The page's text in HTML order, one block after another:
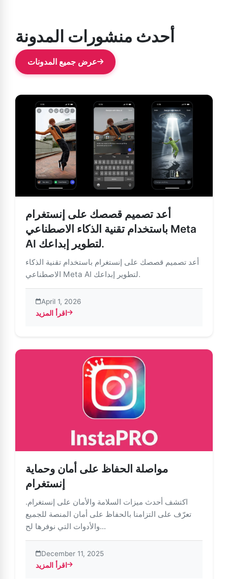
أحدث منشورات المدونة
عرض جميع المدونات
أعد تصميم قصصك على إنستغرام
باستخدام تقنية الذكاء الاصطناعي Meta
AI لتطوير إبداعك.
أعد تصميم قصصك على إنستغرام باستخدام تقنية الذكاء
الاصطناعي Meta AI لتطوير إبداعك.
April 1, 2026
اقرأ المزيد
مواصلة الحفاظ على أمان وحماية
إنستغرام
اكتشف أحدث ميزات السلامة والأمان على إنستغرام.
تعرّف على التزامنا بالحفاظ على أمان المنصة للجميع
والأدوات التي نوفرها لح...
December 11, 2025
اقرأ المزيد
about مواصلة الحفاظ على أمان وحماية إنستغرام